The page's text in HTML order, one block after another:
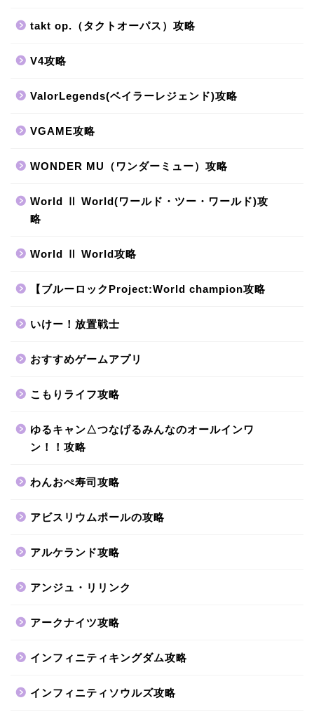
takt op.（タクトオーパス）攻略
V4攻略
ValorLegends(ベイラーレジェンド)攻略
VGAME攻略
WONDER MU（ワンダーミュー）攻略
World Ⅱ World(ワールド・ツー・ワールド)攻
略
World Ⅱ World攻略
【ブルーロックProject:World champion攻略
いけー！放置戦士
おすすめゲームアプリ
こもりライフ攻略
ゆるキャン△つなげるみんなのオールインワ
ン！！攻略
わんおぺ寿司攻略
アビスリウムポールの攻略
アルケランド攻略
アンジュ・リリンク
アークナイツ攻略
インフィニティキングダム攻略
インフィニティソウルズ攻略